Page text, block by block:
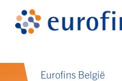
Eurofins België